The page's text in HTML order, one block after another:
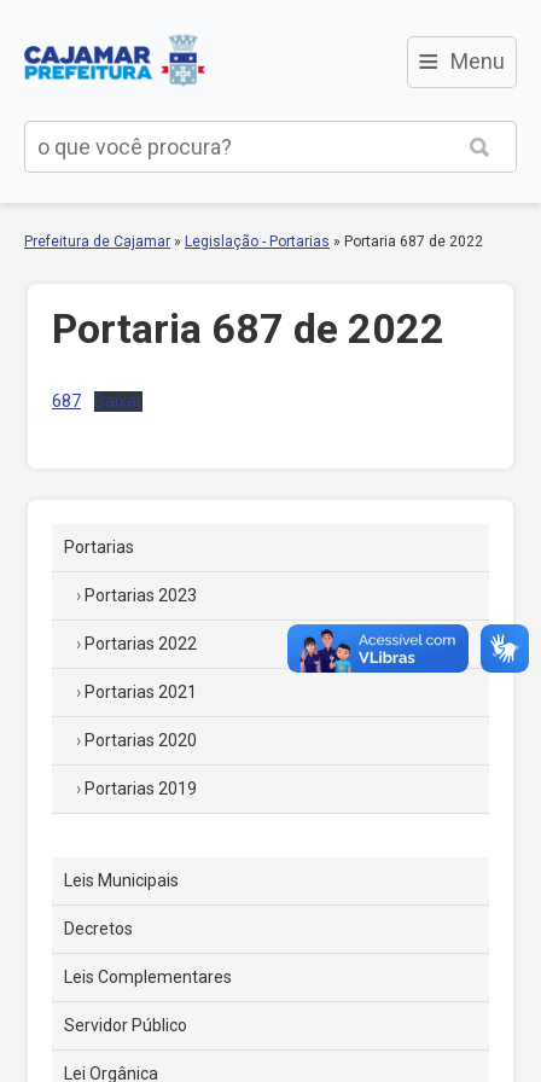
≡ Menu
Prefeitura de Cajamar » Legislação - Portarias » Portaria 687 de 2022
Portaria 687 de 2022
687 Baixar
Portarias
Portarias 2023
Portarias 2022
Portarias 2021
Portarias 2020
Portarias 2019
Leis Municipais
Decretos
Leis Complementares
Servidor Público
Lei Orgânica